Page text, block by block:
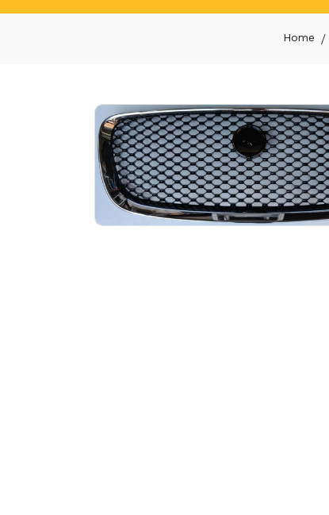
Home